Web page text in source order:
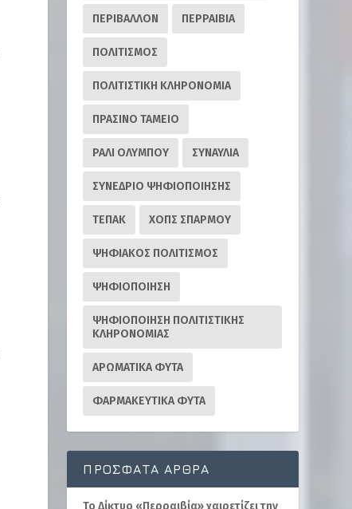
ΠΕΡΙΒΑΛΛΟΝ ΠΕΡΡΑΙΒΙΑ
ΠΟΛΙΤΙΣΜΟΣ
ΠΟΛΙΤΙΣΤΙΚΗ ΚΛΗΡΟΝΟΜΙΑ
ΠΡΑΣΙΝΟ ΤΑΜΕΙΟ
ΡΆΛΙ ΟΛΎΜΠΟΥ ΣΥΝΑΥΛΙΑ
ΣΥΝΕΔΡΙΟ ΨΗΦΙΟΠΟΙΗΣΗΣ
ΤΕΠΑΚ ΧΟΠΣ ΣΠΑΡΜΟΥ
ΨΗΦΙΑΚΟΣ ΠΟΛΙΤΙΣΜΟΣ
ΨΗΦΙΟΠΟΙΗΣΗ
ΨΗΦΙΟΠΟΙΗΣΗ ΠΟΛΙΤΙΣΤΙΚΗΣ
ΚΛΗΡΟΝΟΜΙΑΣ
ΑΡΩΜΑΤΙΚΑ ΦΥΤΑ
ΦΑΡΜΑΚΕΥΤΙΚΑ ΦΥΤΑ
ΠΡΌΣΦΑΤΑ ΆΡΘΡΑ
Το Δίκτυο «Περραιβία» χαιρετίζει την